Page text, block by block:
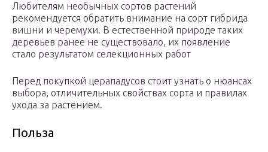
Любителям необычных сортов растений
рекомендуется обратить внимание на сорт гибрида
вишни и черемухи. В естественной природе таких
деревьев ранее не существовало, их появление
стало результатом селекционных работ
Перед покупкой церападусов стоит узнать о нюансах
выбора, отличительных свойствах сорта и правилах
ухода за растением.
Польза